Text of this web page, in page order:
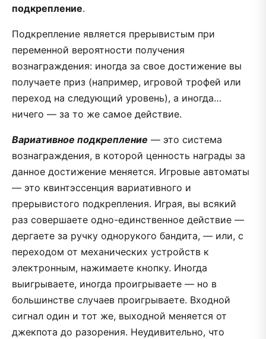
подкрепление.
Подкрепление является прерывистым при
переменной вероятности получения
вознаграждения: иногда за свое достижение вы
получаете приз (например, игровой трофей или
переход на следующий уровень), а иногда…
ничего — за то же самое действие.
Вариативное подкрепление — это система
вознаграждения, в которой ценность награды за
данное достижение меняется. Игровые автоматы
— это квинтэссенция вариативного и
прерывистого подкрепления. Играя, вы всякий
раз совершаете одно-единственное действие —
дергаете за ручку однорукого бандита, — или, с
переходом от механических устройств к
электронным, нажимаете кнопку. Иногда
выигрываете, иногда проигрываете — но в
большинстве случаев проигрываете. Входной
сигнал один и тот же, выходной меняется от
джекпота до разорения. Неудивительно, что